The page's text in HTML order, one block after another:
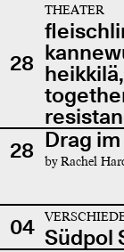
28
THEATER
28 Drag im
by Rachel
04 Südpol